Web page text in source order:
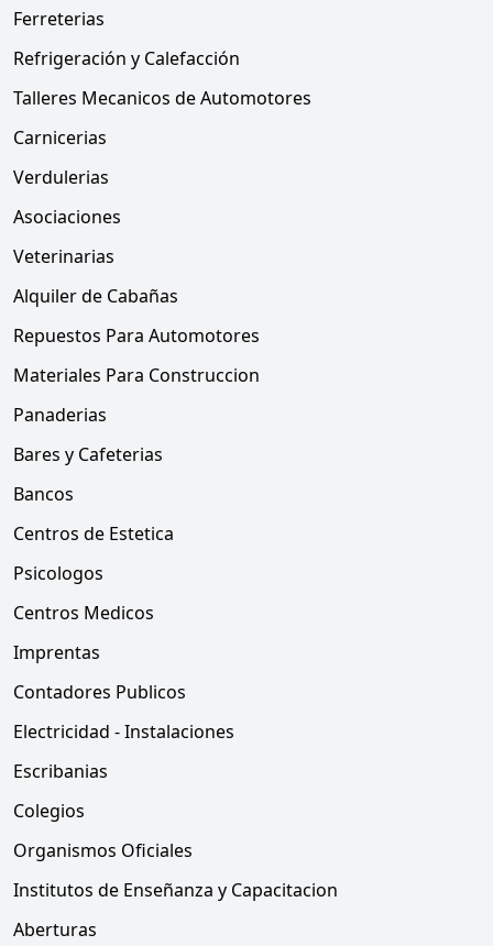
Ferreterias
Refrigeración y Calefacción
Talleres Mecanicos de Automotores
Carnicerias
Verdulerias
Asociaciones
Veterinarias
Alquiler de Cabañas
Repuestos Para Automotores
Materiales Para Construccion
Panaderias
Bares y Cafeterias
Bancos
Centros de Estetica
Psicologos
Centros Medicos
Imprentas
Contadores Publicos
Electricidad - Instalaciones
Escribanias
Colegios
Organismos Oficiales
Institutos de Enseñanza y Capacitacion
Aberturas